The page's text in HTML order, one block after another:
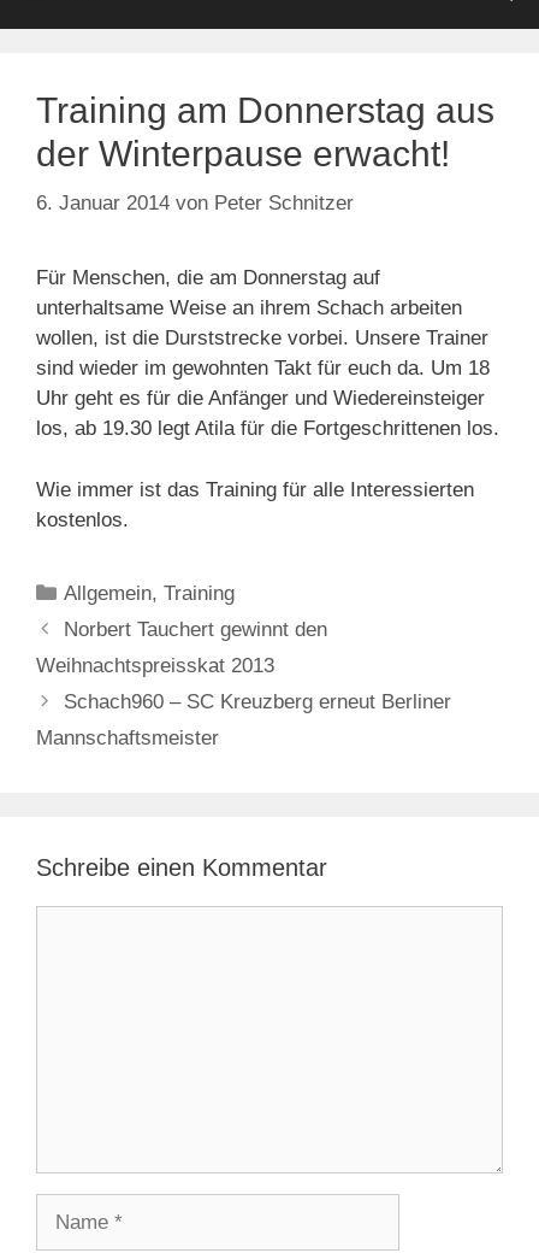
Training am Donnerstag aus
der Winterpause erwacht!
6. Januar 2014 von Peter Schnitzer
Für Menschen, die am Donnerstag auf
unterhaltsame Weise an ihrem Schach arbeiten
wollen, ist die Durststrecke vorbei. Unsere Trainer
sind wieder im gewohnten Takt für euch da. Um 18
Uhr geht es für die Anfänger und Wiedereinsteiger
los, ab 19.30 legt Atila für die Fortgeschrittenen los.
Wie immer ist das Training für alle Interessierten
kostenlos.
Kategorien
Allgemein,Training
Norbert Tauchert gewinnt den
Weihnachtspreisskat 2013
Schach960 – SC Kreuzberg erneut Berliner
Mannschaftsmeister
Schreibe einen Kommentar